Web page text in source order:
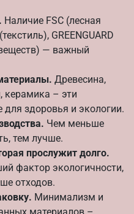
Наличие FSC (лесная
GREENGUARD
— важный
Древесина,
керамика – эти
здоровья и экологии.
Чем меньше
тем лучше.
прослужит долго.
фактор экологичности,
отходов.
Минимализм и